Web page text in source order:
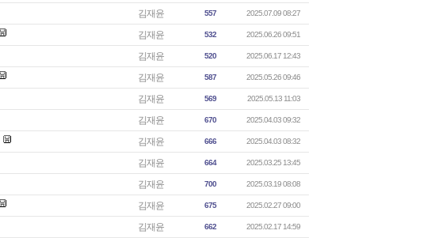
김재윤 557 2025.07.09 08:27
김재윤 532 2025.06.26 09:51
김재윤 520 2025.06.17 12:43
김재윤 587 2025.05.26 09:46
김재윤 569 2025.05.13 11:03
김재윤 670 2025.04.03 09:32
김재윤 666 2025.04.03 08:32
김재윤 664 2025.03.25 13:45
김재윤 700 2025.03.19 08:08
김재윤 675 2025.02.27 09:00
김재윤 662 2025.02.17 14:59